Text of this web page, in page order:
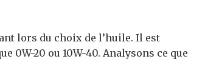
lors du choix de l’huile. Il est
0W-20 ou 10W-40. Analysons ce que